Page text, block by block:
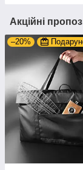
Акційні
–20%